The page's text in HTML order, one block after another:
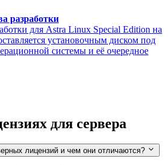
разработки
для Astra Linux Special Edition на
установочным диском под
системы и её очередное
для сервера
лицензий и чем они отличаются?